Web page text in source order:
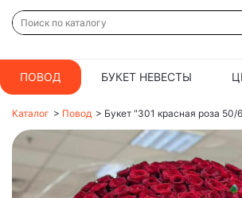
ПОВОД БУКЕТ НЕВЕСТЫ
Каталог > Повод > Букет "301 красная роза 50/